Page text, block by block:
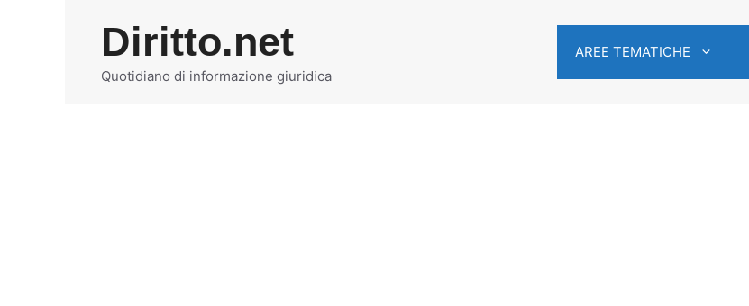
Diritto.net
Quotidiano di informazione giuridica
AREE TEMATICHE